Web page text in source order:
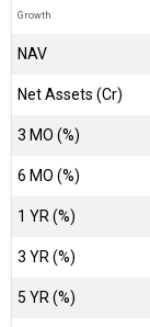
Growth
NAV
Net Assets (Cr)
3 MO (%)
6 MO (%)
1 YR (%)
3 YR (%)
5 YR (%)